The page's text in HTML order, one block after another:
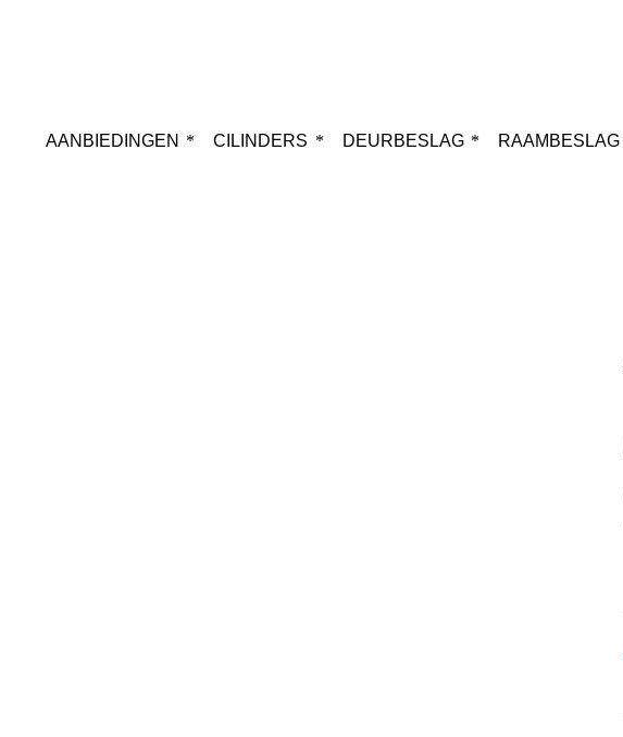
AANBIEDINGEN CILINDERS DEURBESLAG RAAMBESLAG